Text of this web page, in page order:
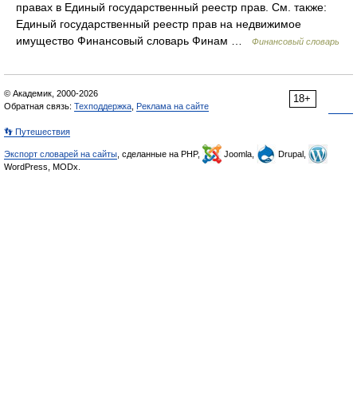
правах в Единый государственный реестр прав. См. также:
Единый государственный реестр прав на недвижимое
имущество Финансовый словарь Финам …
Финансовый словарь
18+
© Академик, 2000-2026
Обратная связь: Техподдержка Реклама на сайте
👣 Путешествия
Экспорт словарей на сайты , сделанные на PHP, Joomla,
Drupal,
WordPress, MODx.